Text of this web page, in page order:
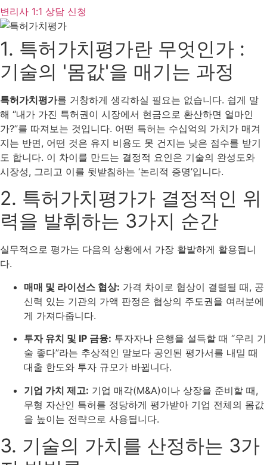
변리사 1:1 상담 신청
1. 특허가치평가란 무엇인가 :
기술의 '몸값'을 매기는 과정
특허가치평가를 거창하게 생각하실 필요는 없습니다. 쉽게 말
해 “내가 가진 특허권이 시장에서 현금으로 환산하면 얼마인
가?”를 따져보는 것입니다. 어떤 특허는 수십억의 가치가 매겨
지는 반면, 어떤 것은 유지 비용도 못 건지는 낮은 점수를 받기
도 합니다. 이 차이를 만드는 결정적 요인은 기술의 완성도와
시장성, 그리고 이를 뒷받침하는 ‘논리적 증명’입니다.
2. 특허가치평가가 결정적인 위
력을 발휘하는 3가지 순간
실무적으로 평가는 다음의 상황에서 가장 활발하게 활용됩니
다.
매매 및 라이선스 협상: 가격 차이로 협상이 결렬될 때, 공
신력 있는 기관의 가액 판정은 협상의 주도권을 여러분에
게 가져다줍니다.
투자 유치 및 IP 금융: 투자자나 은행을 설득할 때 “우리 기
술 좋다”라는 추상적인 말보다 공인된 평가서를 내밀 때
대출 한도와 투자 규모가 바뀝니다.
기업 가치 제고: 기업 매각(M&A)이나 상장을 준비할 때,
무형 자산인 특허를 정당하게 평가받아 기업 전체의 몸값
을 높이는 전략으로 사용됩니다.
3. 기술의 가치를 산정하는 3가